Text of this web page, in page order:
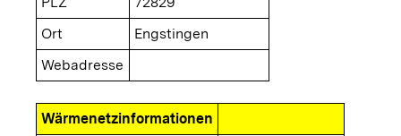
Ort
Engstingen
Webadresse
Wärmenetzinformationen